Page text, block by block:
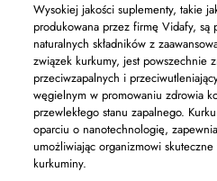
Wysokiej jakości suplementy, takie
produkowana przez firmę Vidafy, są
naturalnych składników z
związek kurkumy, jest powszechnie
przeciwzapalnych i
węgielnym w promowaniu zdrowia
przewlekłego stanu zapalnego.
oparciu o nanotechnologię,
umożliwiając organizmowi
kurkuminy.